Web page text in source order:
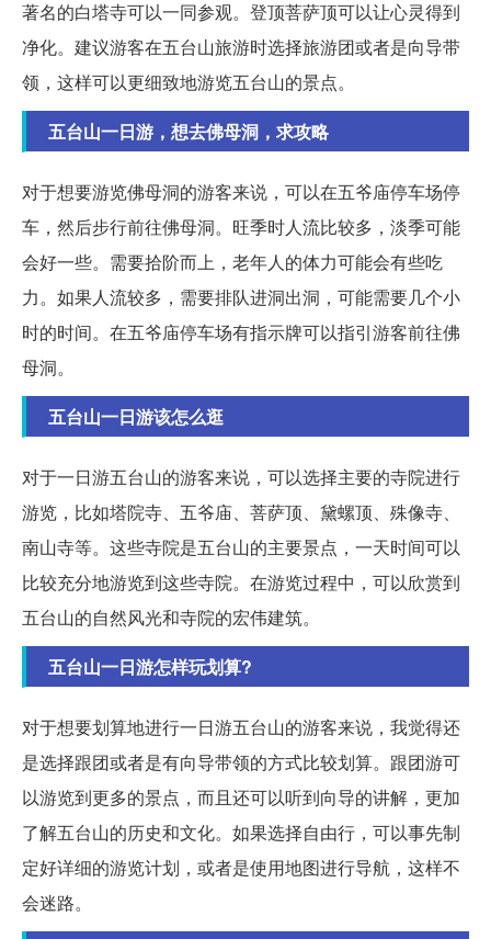
著名的白塔寺可以一同参观。登顶菩萨顶可以让心灵得到
净化。建议游客在五台山旅游时选择旅游团或者是向导带
领，这样可以更细致地游览五台山的景点。
五台山一日游，想去佛母洞，求攻略
对于想要游览佛母洞的游客来说，可以在五爷庙停车场停
车，然后步行前往佛母洞。旺季时人流比较多，淡季可能
会好一些。需要拾阶而上，老年人的体力可能会有些吃
力。如果人流较多，需要排队进洞出洞，可能需要几个小
时的时间。在五爷庙停车场有指示牌可以指引游客前往佛
母洞。
五台山一日游该怎么逛
对于一日游五台山的游客来说，可以选择主要的寺院进行
游览，比如塔院寺、五爷庙、菩萨顶、黛螺顶、殊像寺、
南山寺等。这些寺院是五台山的主要景点，一天时间可以
比较充分地游览到这些寺院。在游览过程中，可以欣赏到
五台山的自然风光和寺院的宏伟建筑。
五台山一日游怎样玩划算?
对于想要划算地进行一日游五台山的游客来说，我觉得还
是选择跟团或者是有向导带领的方式比较划算。跟团游可
以游览到更多的景点，而且还可以听到向导的讲解，更加
了解五台山的历史和文化。如果选择自由行，可以事先制
定好详细的游览计划，或者是使用地图进行导航，这样不
会迷路。